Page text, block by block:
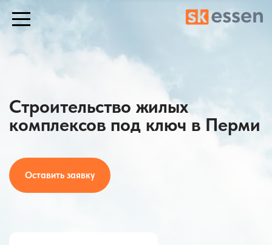
Строительство жилых
комплексов под ключ в Перми
Оставить заявку